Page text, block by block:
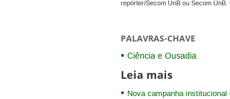
repórter/Secom UnB ou Secom
PALAVRAS-CHAVE
Ciência e Ousadia
Leia mais
Nova campanha